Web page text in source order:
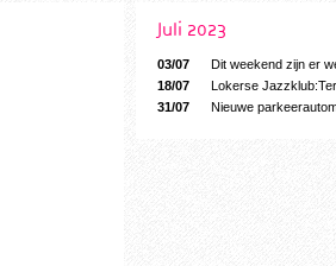
Juli 2023
03/07
Dit weekend zijn er
18/07
Lokerse
31/07
Nieuwe